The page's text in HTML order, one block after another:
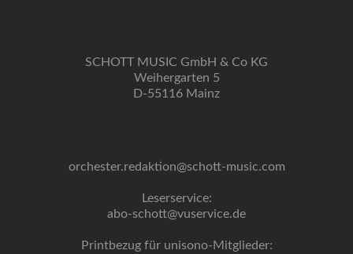
SCHOTT MUSIC GmbH & Co KG
Weihergarten 5
D-55116 Mainz
orchester.redaktion@schott-music.com
Leserservice:
abo-schott@vuservice.de
Printbezug für unisono-Mitglieder: